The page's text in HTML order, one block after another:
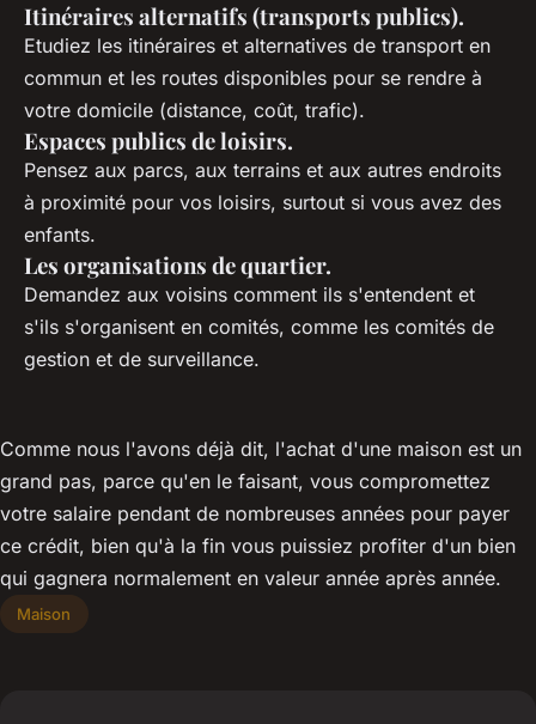
Itinéraires alternatifs (transports publics).
Etudiez les itinéraires et alternatives de transport en
commun et les routes disponibles pour se rendre à
votre domicile (distance, coût, trafic).
Espaces publics de loisirs.
Pensez aux parcs, aux terrains et aux autres endroits
à proximité pour vos loisirs, surtout si vous avez des
enfants.
Les organisations de quartier.
Demandez aux voisins comment ils s'entendent et
s'ils s'organisent en comités, comme les comités de
gestion et de surveillance.
Comme nous l'avons déjà dit, l'achat d'une maison est un
grand pas, parce qu'en le faisant, vous compromettez
votre salaire pendant de nombreuses années pour payer
ce crédit, bien qu'à la fin vous puissiez profiter d'un bien
qui gagnera normalement en valeur année après année.
Maison